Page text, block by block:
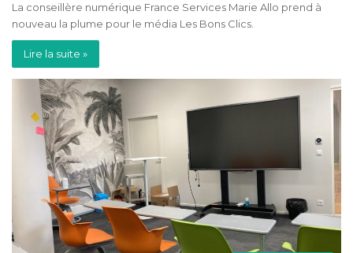
La conseillère numérique France Services Marie Allo prend à
nouveau la plume pour le média Les Bons Clics.
Lire la suite »